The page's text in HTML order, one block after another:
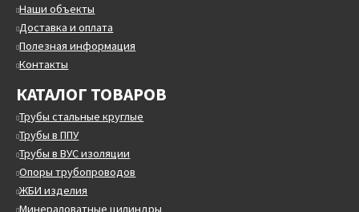
Наши объекты
Доставка и оплата
Полезная информация
Контакты
КАТАЛОГ ТОВАРОВ
Трубы стальные круглые
Трубы в ППУ
Трубы в ВУС изоляции
Опоры трубопроводов
ЖБИ изделия